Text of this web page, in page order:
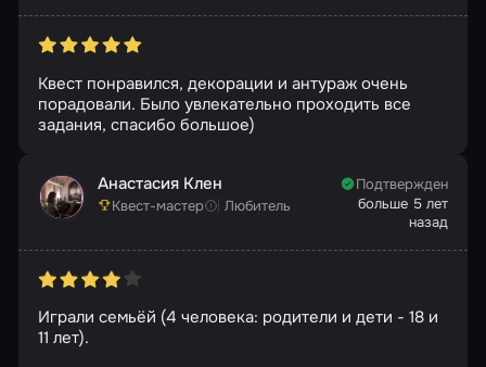
Квест понравился, декорации и антураж очень
порадовали. Было увлекательно проходить все
задания, спасибо большое)
Анастасия Клен
Квест-мастер Любитель
Подтвержден
больше 5 лет
назад
Играли семьёй (4 человека: родители и дети - 18 и
11 лет).